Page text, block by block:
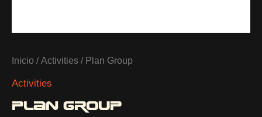
Inicio /Activities / Plan Group
Activities
PLAN GROUP